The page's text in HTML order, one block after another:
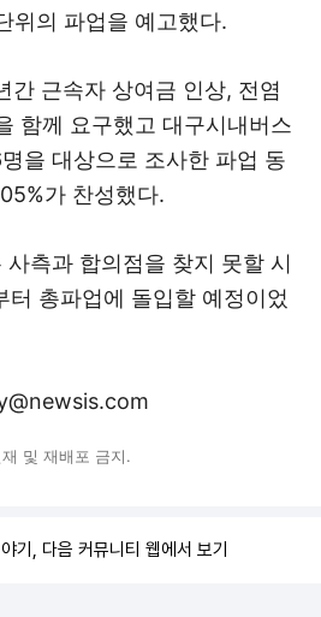
위의 파업을 예고했다.
간 근속자 상여금 인상, 전염
함께 요구했고 대구시내버스
을 대상으로 조사한 파업 동
가 찬성했다.
측과 합의점을 찾지 못할 시
터 총파업에 돌입할 예정이었
및 재배포 금지.
기, 다음 커뮤니티 웹에서 보기